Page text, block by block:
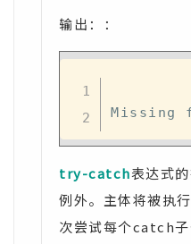
输出：：
try-catch表达式
例外。主体将被执
次尝试每个catch子